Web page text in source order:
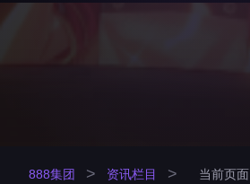
888集团 > 资讯栏目 > 当前页面